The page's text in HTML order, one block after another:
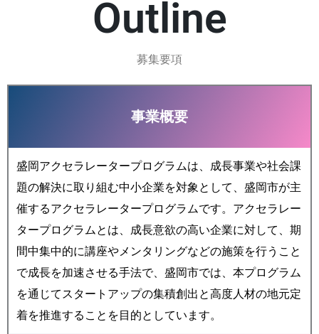
Outline
募集要項
事業概要
盛岡アクセラレータープログラムは、成長事業や社会課
題の解決に取り組む中小企業を対象として、盛岡市が主
催するアクセラレータープログラムです。アクセラレー
タープログラムとは、成長意欲の高い企業に対して、期
間中集中的に講座やメンタリングなどの施策を行うこと
で成長を加速させる手法で、盛岡市では、本プログラム
を通じてスタートアップの集積創出と高度人材の地元定
着を推進することを目的としています。